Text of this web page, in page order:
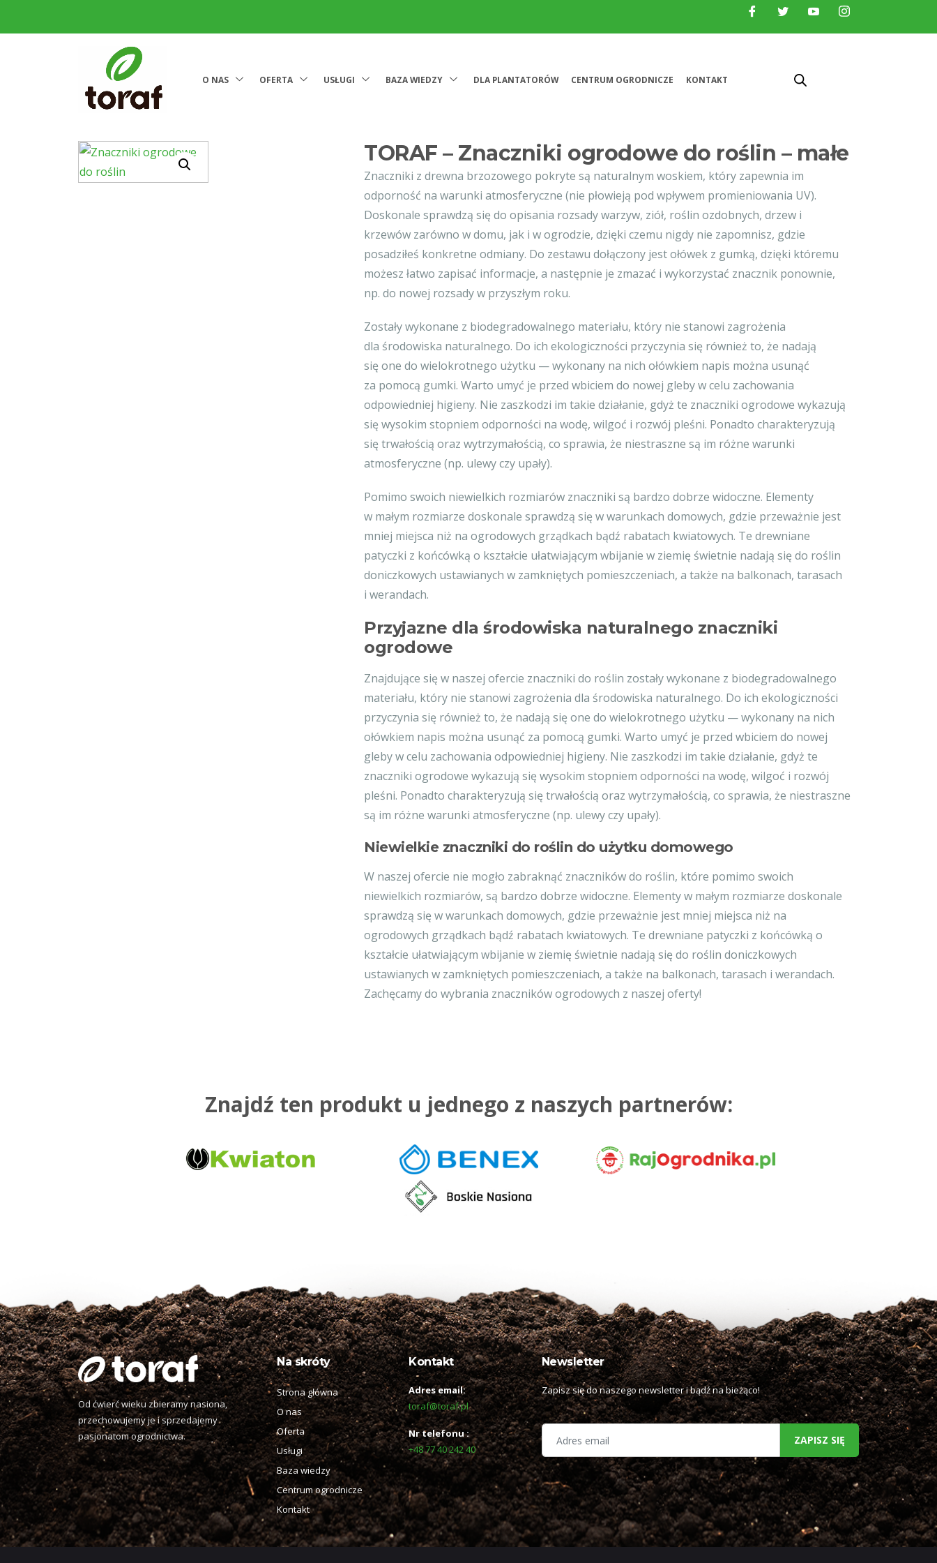
O NAS OFERTA USŁUGI BAZA WIEDZY DLA PLANTATORÓW CENTRUM OGRODNICZE KONTAKT
TORAF – Znaczniki ogrodowe do roślin – małe
Znaczniki z drewna brzozowego pokryte są naturalnym woskiem, który zapewnia im
odporność na warunki atmosferyczne (nie płowieją pod wpływem promieniowania UV).
Doskonale sprawdzą się do opisania rozsady warzyw, ziół, roślin ozdobnych, drzew i
krzewów zarówno w domu, jak i w ogrodzie, dzięki czemu nigdy nie zapomnisz, gdzie
posadziłeś konkretne odmiany. Do zestawu dołączony jest ołówek z gumką, dzięki któremu
możesz łatwo zapisać informacje, a następnie je zmazać i wykorzystać znacznik ponownie,
np. do nowej rozsady w przyszłym roku.
Zostały wykonane z biodegradowalnego materiału, który nie stanowi zagrożenia
dla środowiska naturalnego. Do ich ekologiczności przyczynia się również to, że nadają
się one do wielokrotnego użytku — wykonany na nich ołówkiem napis można usunąć
za pomocą gumki. Warto umyć je przed wbiciem do nowej gleby w celu zachowania
odpowiedniej higieny. Nie zaszkodzi im takie działanie, gdyż te znaczniki ogrodowe wykazują
się wysokim stopniem odporności na wodę, wilgoć i rozwój pleśni. Ponadto charakteryzują
się trwałością oraz wytrzymałością, co sprawia, że niestraszne są im różne warunki
atmosferyczne (np. ulewy czy upały).
Pomimo swoich niewielkich rozmiarów znaczniki są bardzo dobrze widoczne. Elementy
w małym rozmiarze doskonale sprawdzą się w warunkach domowych, gdzie przeważnie jest
mniej miejsca niż na ogrodowych grządkach bądź rabatach kwiatowych. Te drewniane
patyczki z końcówką o kształcie ułatwiającym wbijanie w ziemię świetnie nadają się do roślin
doniczkowych ustawianych w zamkniętych pomieszczeniach, a także na balkonach, tarasach
i werandach.
Przyjazne dla środowiska naturalnego znaczniki
ogrodowe
Znajdujące się w naszej ofercie znaczniki do roślin zostały wykonane z biodegradowalnego
materiału, który nie stanowi zagrożenia dla środowiska naturalnego. Do ich ekologiczności
przyczynia się również to, że nadają się one do wielokrotnego użytku — wykonany na nich
ołówkiem napis można usunąć za pomocą gumki. Warto umyć je przed wbiciem do nowej
gleby w celu zachowania odpowiedniej higieny. Nie zaszkodzi im takie działanie, gdyż te
znaczniki ogrodowe wykazują się wysokim stopniem odporności na wodę, wilgoć i rozwój
pleśni. Ponadto charakteryzują się trwałością oraz wytrzymałością, co sprawia, że niestraszne
są im różne warunki atmosferyczne (np. ulewy czy upały).
Niewielkie znaczniki do roślin do użytku domowego
W naszej ofercie nie mogło zabraknąć znaczników do roślin, które pomimo swoich
niewielkich rozmiarów, są bardzo dobrze widoczne. Elementy w małym rozmiarze doskonale
sprawdzą się w warunkach domowych, gdzie przeważnie jest mniej miejsca niż na
ogrodowych grządkach bądź rabatach kwiatowych. Te drewniane patyczki z końcówką o
kształcie ułatwiającym wbijanie w ziemię świetnie nadają się do roślin doniczkowych
ustawianych w zamkniętych pomieszczeniach, a także na balkonach, tarasach i werandach.
Zachęcamy do wybrania znaczników ogrodowych z naszej oferty!
Znajdź ten produkt u jednego z naszych partnerów:
Od ćwierć wieku zbieramy nasiona,
przechowujemy je i sprzedajemy
pasjonatom ogrodnictwa.
Na skróty
Strona główna
O nas
Oferta
Usługi
Baza wiedzy
Centrum ogrodnicze
Kontakt
Kontakt
Adres email:
toraf@toraf.pl
Nr telefonu :
+48 77 40 242 40
Newsletter
Zapisz się do naszego newsletter i bądź na bieżąco!
ZAPISZ SIĘ